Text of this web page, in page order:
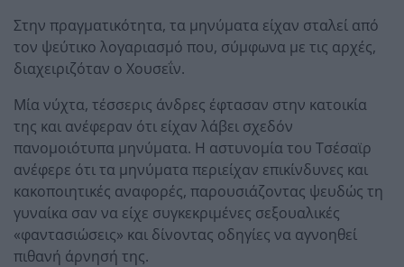
Στην πραγματικότητα, τα μηνύματα είχαν σταλεί από
τον ψεύτικο λογαριασμό που, σύμφωνα με τις αρχές,
διαχειριζόταν ο Χουσεΐν.
Μία νύχτα, τέσσερις άνδρες έφτασαν στην κατοικία
της και ανέφεραν ότι είχαν λάβει σχεδόν
πανομοιότυπα μηνύματα. Η αστυνομία του Τσέσαϊρ
ανέφερε ότι τα μηνύματα περιείχαν επικίνδυνες και
κακοποιητικές αναφορές, παρουσιάζοντας ψευδώς τη
γυναίκα σαν να είχε συγκεκριμένες σεξουαλικές
«φαντασιώσεις» και δίνοντας οδηγίες να αγνοηθεί
πιθανή άρνησή της.